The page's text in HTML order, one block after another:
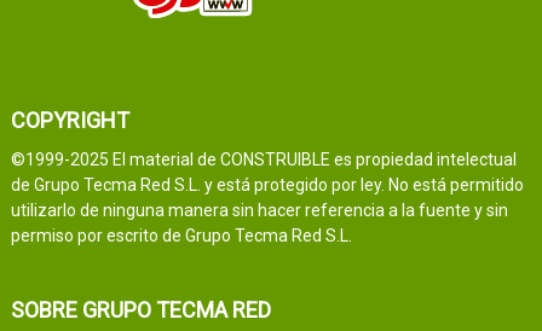
COPYRIGHT
©1999-2025 El material de CONSTRUIBLE es propiedad intelectual
de Grupo Tecma Red S.L. y está protegido por ley. No está permitido
utilizarlo de ninguna manera sin hacer referencia a la fuente y sin
permiso por escrito de Grupo Tecma Red S.L.
SOBRE GRUPO TECMA RED